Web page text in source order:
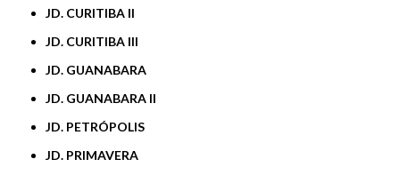
JD. CURITIBA II
JD. CURITIBA III
JD. GUANABARA
JD. GUANABARA II
JD. PETRÓPOLIS
JD. PRIMAVERA